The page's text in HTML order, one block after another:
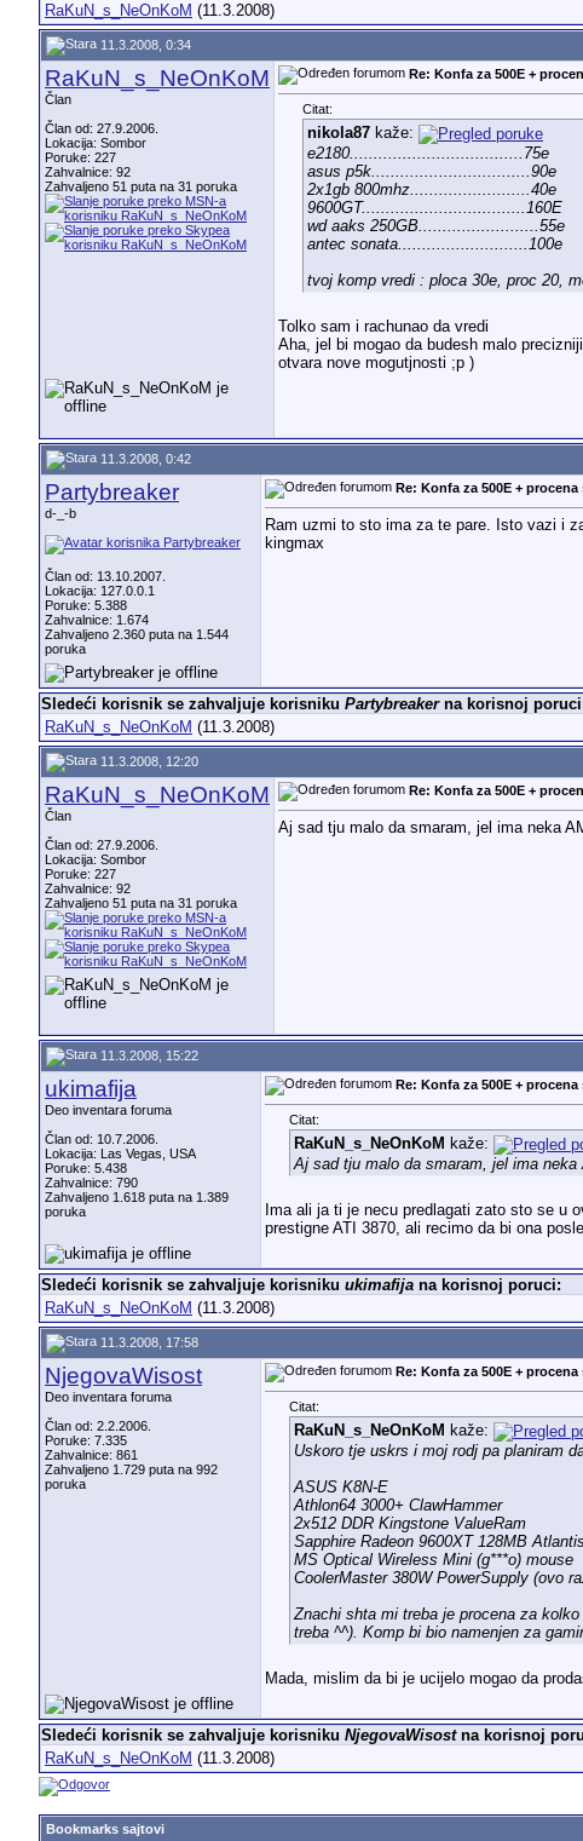
RaKuN_s_NeOnKoM (11.3.2008)
11.3.2008, 0:34
RaKuN_s_NeOnKoM
Član
Član od: 27.9.2006.
Lokacija: Sombor
Poruke: 227
Zahvalnice: 92
Zahvaljeno 51 puta na 31 poruka
Re: Konfa za 500E +
Citat:
nikola87kaže:
e2180....................................75e
asus p5k.................................90e
2x1gb 800mhz.........................40e
9600GT..................................160E
wd aaks 250GB.........................55e
antec sonata...........................100e
tvoj komp vredi : ploca 30e, proc 20,
Tolko sam i rachunao da vredi
Aha, jel bi mogao da budesh malo
otvara nove mogutjnosti ;p )
11.3.2008, 0:42
Partybreaker
d-_-b
Član od: 13.10.2007.
Lokacija: 127.0.0.1
Poruke: 5.388
Zahvalnice: 1.674
Zahvaljeno 2.360 puta na 1.544
poruka
Re: Konfa za 500E +
Ram uzmi to sto ima za te pare. Isto vazi i
kingmax
Sledeći korisnik se zahvaljuje korisniku Partybreakerna korisnoj
RaKuN_s_NeOnKoM (11.3.2008)
11.3.2008, 12:20
RaKuN_s_NeOnKoM
Član
Član od: 27.9.2006.
Lokacija: Sombor
Poruke: 227
Zahvalnice: 92
Zahvaljeno 51 puta na 31 poruka
Re: Konfa za 500E +
Aj sad tju malo da smaram, jel ima neka
11.3.2008, 15:22
ukimafija
Deo inventara foruma
Član od: 10.7.2006.
Lokacija: Las Vegas, USA
Poruke: 5.438
Zahvalnice: 790
Zahvaljeno 1.618 puta na 1.389
poruka
Re: Konfa za 500E +
Citat:
RaKuN_s_NeOnKoM kaže:
Aj sad tju malo da smaram, jel ima
Ima ali ja ti je necu predlagati zato sto se u
prestigne ATI 3870, ali recimo da bi ona
Sledeći korisnik se zahvaljuje korisniku ukimafijana korisnoj poruci:
RaKuN_s_NeOnKoM (11.3.2008)
11.3.2008, 17:58
NjegovaWisost
Deo inventara foruma
Član od: 2.2.2006.
Poruke: 7.335
Zahvalnice: 861
Zahvaljeno 1.729 puta na 992
poruka
Re: Konfa za 500E +
Citat:
RaKuN_s_NeOnKoM kaže:
Uskoro tje uskrs i moj rodj pa planiram
ASUS K8N-E
Athlon64 3000+ ClawHammer
2x512 DDR Kingstone ValueRam
Sapphire Radeon 9600XT 128MB Atlantis
MS Optical Wireless Mini (g***o) mouse
CoolerMaster 380W PowerSupply (ovo
Znachi shta mi treba je procena za
treba ^^). Komp bi bio namenjen za
Mada, mislim da bi je ucijelo mogao da
Sledeći korisnik se zahvaljuje korisniku NjegovaWisostna korisnoj
RaKuN_s_NeOnKoM (11.3.2008)
Bookmarks sajtovi